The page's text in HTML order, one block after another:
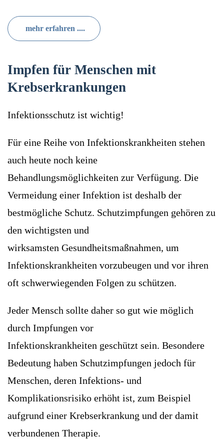
mehr erfahren ....
Impfen für Menschen mit
Krebserkrankungen
Infektionsschutz ist wichtig!
Für eine Reihe von Infektionskrankheiten stehen
auch heute noch keine
Behandlungsmöglichkeiten zur Verfügung. Die
Vermeidung einer Infektion ist deshalb der
bestmögliche Schutz. Schutzimpfungen gehören zu
den wichtigsten und
wirksamsten Gesundheitsmaßnahmen, um
Infektionskrankheiten vorzubeugen und vor ihren
oft schwerwiegenden Folgen zu schützen.
Jeder Mensch sollte daher so gut wie möglich
durch Impfungen vor
Infektionskrankheiten geschützt sein. Besondere
Bedeutung haben Schutzimpfungen jedoch für
Menschen, deren Infektions- und
Komplikationsrisiko erhöht ist, zum Beispiel
aufgrund einer Krebserkrankung und der damit
verbundenen Therapie.